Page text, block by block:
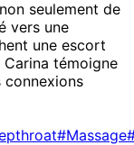
seulement de
vers une
une escort
témoigne
connexions
#Massage